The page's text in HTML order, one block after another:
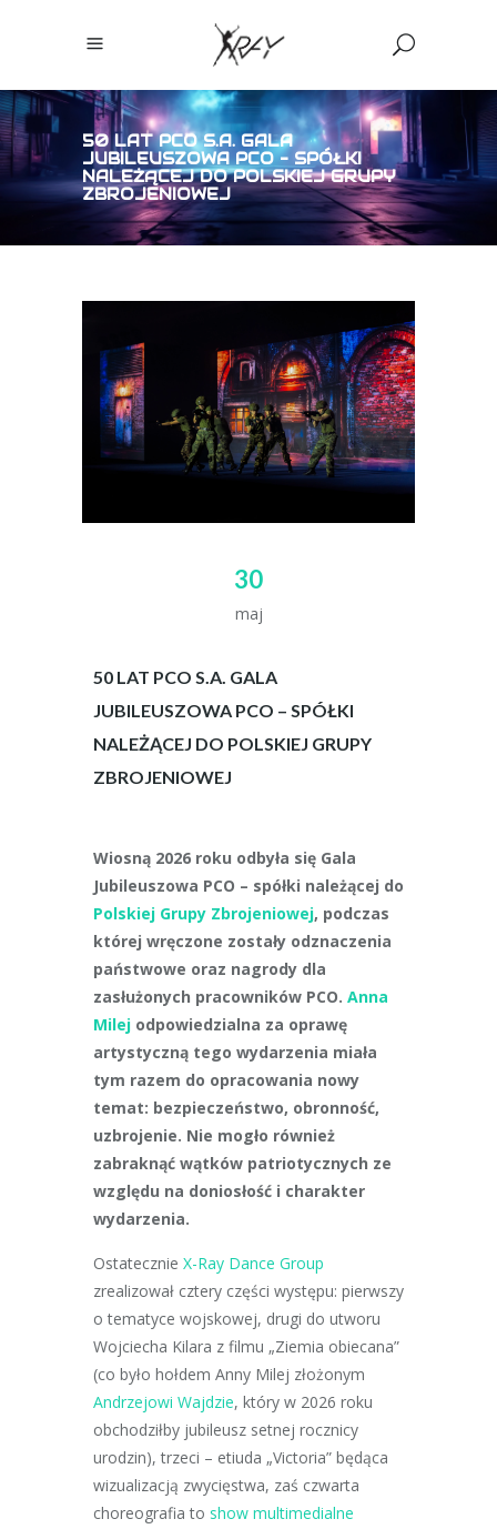
50 LAT PCO S.A. GALA
JUBILEUSZOWA PCO – SPÓŁKI
NALEŻĄCEJ DO POLSKIEJ GRUPY
ZBROJENIOWEJ
30
maj
50 LAT PCO S.A. GALA
JUBILEUSZOWA PCO – SPÓŁKI
NALEŻĄCEJ DO POLSKIEJ GRUPY
ZBROJENIOWEJ
Wiosną 2026 roku odbyła się Gala
Jubileuszowa PCO – spółki należącej do
Polskiej Grupy Zbrojeniowej, podczas
której wręczone zostały odznaczenia
państwowe oraz nagrody dla
zasłużonych pracowników PCO. Anna
Milej odpowiedzialna za oprawę
artystyczną tego wydarzenia miała
tym razem do opracowania nowy
temat: bezpieczeństwo, obronność,
uzbrojenie. Nie mogło również
zabraknąć wątków patriotycznych ze
względu na doniosłość i charakter
wydarzenia.
Ostatecznie X-Ray Dance Group
zrealizował cztery części występu: pierwszy
o tematyce wojskowej, drugi do utworu
Wojciecha Kilara z filmu „Ziemia obiecana”
(co było hołdem Anny Milej złożonym
Andrzejowi Wajdzie, który w 2026 roku
obchodziłby jubileusz setnej rocznicy
urodzin), trzeci – etiuda „Victoria” będąca
wizualizacją zwycięstwa, zaś czwarta
choreografia to show multimedialne